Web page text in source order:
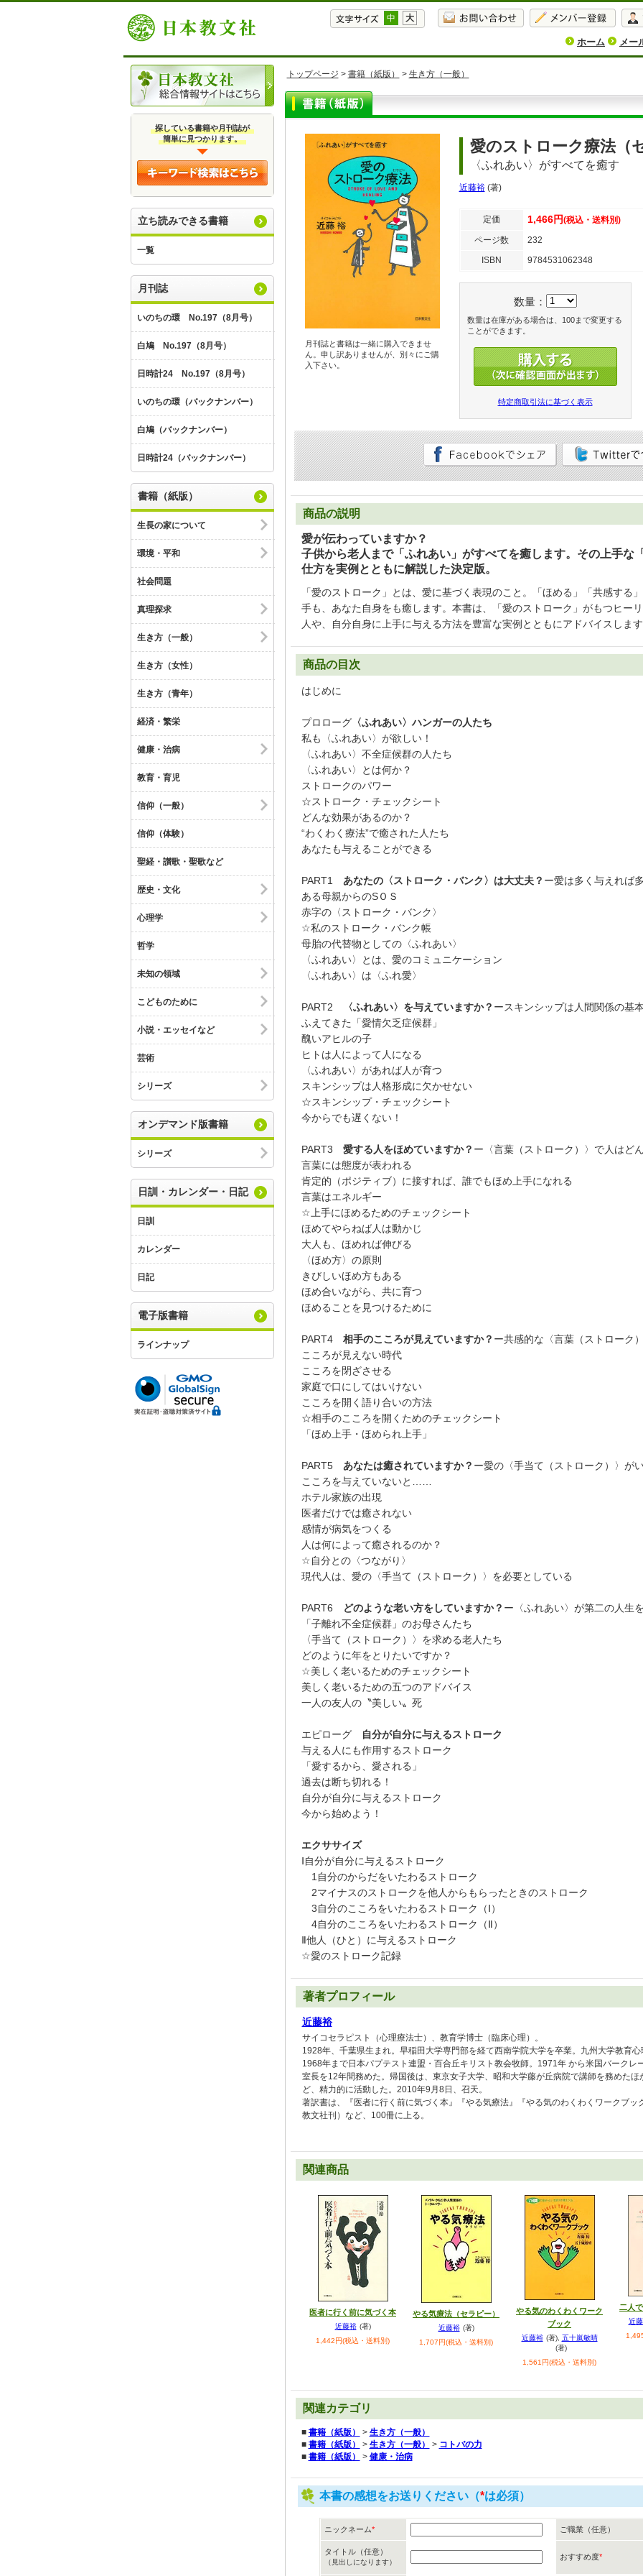
中 大
ホーム メー
探している書籍や月刊誌が
簡単に見つかります。
立ち読みできる書籍
一覧
月刊誌
いのちの環 No.197（8月号）
白鳩 No.197（8月号）
日時計24 No.197（8月号）
いのちの環（バックナンバー）
白鳩（バックナンバー）
日時計24（バックナンバー）
書籍（紙版）
生長の家について
環境・平和
社会問題
真理探求
生き方（一般）
生き方（女性）
生き方（青年）
経済・繁栄
健康・治病
教育・育児
信仰（一般）
信仰（体験）
聖経・讃歌・聖歌など
歴史・文化
心理学
哲学
未知の領域
こどものために
小説・エッセイなど
芸術
シリーズ
オンデマンド版書籍
シリーズ
日訓・カレンダー・日記
日訓
カレンダー
日記
電子版書籍
ラインナップ
トップページ > 書籍（紙版） > 生き方（一般）
月刊誌と書籍は一緒に購入できませ
ん。申し訳ありませんが、別々にご購
入下さい。
愛のストローク療法（
〈ふれあい〉がすべてを癒す
近藤裕 (著)
定価 1,466円(税込・送料別)
ページ数 232
ISBN
9784531062348
数量：
数量は在庫がある場合は、100まで変更する
ことができます。
特定商取引法に基づく表示
商品の説明
愛が伝わっていますか？
子供から老人まで「ふれあい」がすべてを癒します。その上手な
仕方を実例とともに解説した決定版。
「愛のストローク」とは、愛に基づく表現のこと。「ほめる」「共感する
手も、あなた自身をも癒します。本書は、「愛のストローク」がもつヒー
人や、自分自身に上手に与える方法を豊富な実例とともにアドバイスします
商品の目次
はじめに
プロローグ〈ふれあい〉ハンガーの人たち
私も〈ふれあい〉が欲しい！
〈ふれあい〉不全症候群の人たち
〈ふれあい〉とは何か？
ストロークのパワー
☆ストローク・チェックシート
どんな効果があるのか？
“わくわく療法”で癒された人たち
あなたも与えることができる
PART1 あなたの〈ストローク・バンク〉は大丈夫？ ー愛は多く与えれば
ある母親からのSＯＳ
赤字の〈ストローク・バンク〉
☆私のストローク・バンク帳
母胎の代替物としての〈ふれあい〉
〈ふれあい〉とは、愛のコミュニケーション
〈ふれあい〉は〈ふれ愛〉
PART2 〈ふれあい〉を与えていますか？ ースキンシップは人間関係の基本
ふえてきた「愛情欠乏症候群」
醜いアヒルの子
ヒトは人によって人になる
〈ふれあい〉があれば人が育つ
スキンシップは人格形成に欠かせない
☆スキンシップ・チェックシート
今からでも遅くない！
PART3 愛する人をほめていますか？ ー〈言葉（ストローク）〉で人はど
言葉には態度が表われる
肯定的（ポジティブ）に接すれば、誰でもほめ上手になれる
言葉はエネルギー
☆上手にほめるためのチェックシート
ほめてやらねば人は動かじ
大人も、ほめれば伸びる
〈ほめ方〉の原則
きびしいほめ方もある
ほめ合いながら、共に育つ
ほめることを見つけるために
PART4 相手のこころが見えていますか？ ー共感的な〈言葉（ストローク
こころが見えない時代
こころを閉ざさせる
家庭で口にしてはいけない
こころを開く語り合いの方法
☆相手のこころを開くためのチェックシート
「ほめ上手・ほめられ上手」
PART5 あなたは癒されていますか？ ー愛の〈手当て（ストローク）〉が
こころを与えていないと……
ホテル家族の出現
医者だけでは癒されない
感情が病気をつくる
人は何によって癒されるのか？
☆自分との〈つながり〉
現代人は、愛の〈手当て（ストローク）〉を必要としている
PART6 どのような老い方をしていますか？ ー〈ふれあい〉が第二の人生
「子離れ不全症候群」のお母さんたち
〈手当て（ストローク）〉を求める老人たち
どのように年をとりたいですか？
☆美しく老いるためのチェックシート
美しく老いるための五つのアドバイス
一人の友人の〝美しい〟死
エピローグ
自分が自分に与えるストローク
与える人にも作用するストローク
「愛するから、愛される」
過去は断ち切れる！
自分が自分に与えるストローク
今から始めよう！
エクササイズ
Ⅰ自分が自分に与えるストローク
1自分のからだをいたわるストローク
2マイナスのストロークを他人からもらったときのストローク
3自分のこころをいたわるストローク（Ⅰ）
4自分のこころをいたわるストローク（Ⅱ）
Ⅱ他人（ひと）に与えるストローク
☆愛のストローク記録
著者プロフィール
近藤裕
サイコセラピスト（心理療法士）、教育学博士（臨床心理）。
1928年、千葉県生まれ。早稲田大学専門部を経て西南学院大学を卒業。九州大学教育
1968年まで日本パプテスト連盟・百合丘キリスト教会牧師。1971年 から米国バークレ
室長を12年間務めた。帰国後は、東京女子大学、昭和大学藤が丘病院で講師を務めた
ど、精力的に活動した。2010年9月8日、召天。
著訳書は、『医者に行く前に気づく本』『やる気療法』『やる気のわくわくワークブ
教文社刊）など、100冊に上る。
関連商品
医者に行く前に気づく本
近藤裕 (著)
1,442円(税込・送料別)
やる気療法（セラピー）
近藤裕 (著)
1,707円(税込・送料別)
やる気のわくわくワーク
ブック
近藤裕 (著), 五十嵐敏晴
(著)
1,561円(税込・送料別)
二人
近
関連カテゴリ
■ 書籍（紙版） > 生き方（一般）
■ 書籍（紙版） > 生き方（一般） > コトバの力
■ 書籍（紙版） > 健康・治病
本書の感想をお送りください（*は必須）
ニックネーム* ご職業（任意）
タイトル（任意）
（見出しになります）
おすすめ度*